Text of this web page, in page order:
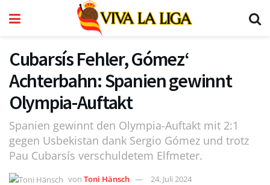
Cubarsís Fehler, Gómez‘
Achterbahn: Spanien gewinnt
Olympia-Auftakt
Spanien gewinnt den Olympia-Auftakt mit 2:1
gegen Usbekistan dank Sergio Gómez und trotz
Pau Cubarsís verschuldetem Elfmeter.
von Toni Hänsch 24. Juli 2024